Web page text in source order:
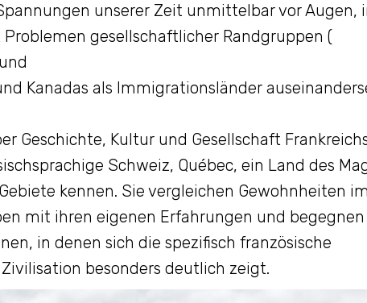
unserer Zeit unmittelbar vor Augen,
gesellschaftlicher Randgruppen (
Kanadas als Immigrationsländer
Geschichte, Kultur und Gesellschaft
Schweiz, Québec, ein Land des
kennen. Sie vergleichen Gewohnheiten
mit ihren eigenen Erfahrungen und begegnen
in denen sich die spezifisch französische
besonders deutlich zeigt.